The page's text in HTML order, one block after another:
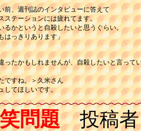
前、週刊誌のインタビューに答えて
ステーションには疲れてます。
かというと自殺したいと思うぐらい。
っきりあります」
ったかもしれませんが、自殺したいと言って
ですね。＞久米さん
してほしいです。
問題投稿者